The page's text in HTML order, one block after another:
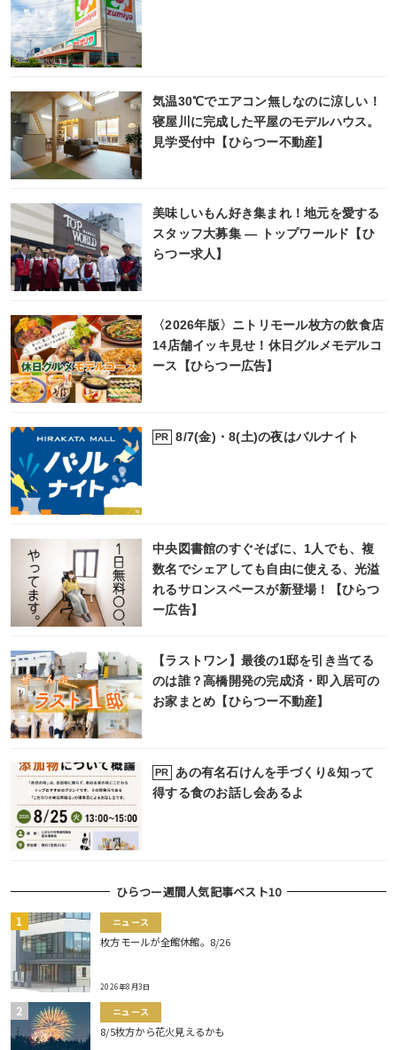
気温30℃でエアコン無しなのに涼しい！
寝屋川に完成した平屋のモデルハウス。
見学受付中【ひらつー不動産】
美味しいもん好き集まれ！地元を愛する
スタッフ大募集 ― トップワールド【ひ
らつー求人】
〈2026年版〉ニトリモール枚方の飲食店
14店舗イッキ見せ！休日グルメモデルコ
ース【ひらつー広告】
PR 8/7(金)・8(土)の夜はバルナイト
中央図書館のすぐそばに、1人でも、複
数名でシェアしても自由に使える、光溢
れるサロンスペースが新登場！【ひらつ
ー広告】
【ラストワン】最後の1邸を引き当てる
のは誰？高橋開発の完成済・即入居可の
お家まとめ【ひらつー不動産】
PR
あの有名石けんを手づくり&知って
得する食のお話し会あるよ
ひらつー週間人気記事ベスト10
ニュース
枚方モールが全館休館。8/26
2026年8月3日
ニュース
8/5枚方から花火見えるかも